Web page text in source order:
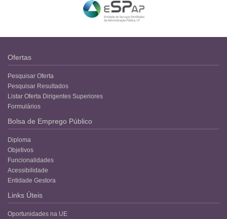
Ofertas
Pesquisar Oferta
Pesquisar Resultados
Listar Oferta Dirigentes Superiores
Formulários
Bolsa de Emprego Público
Diploma
Objetivos
Funcionalidades
Acessibilidade
Entidade Gestora
Links Úteis
Oportunidades na UE